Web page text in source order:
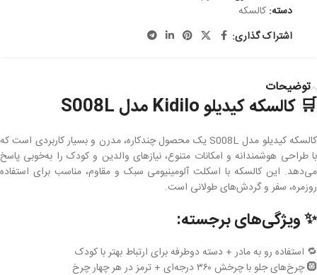
دسته: کالسکه
اشتراک گذاری:
توضیحات
🛒 کالسکه کیدیلو Kidilo مدل S008L
کالسکه کیدیلو مدل S008L یک محصول چندکاره، مدرن و بسیار کاربردی است که
با طراحی هوشمندانه و امکانات متنوع، نیازهای والدین و کودک را به‌خوبی پاسخ
می‌دهد. این کالسکه با اسکلت آلومینیومی سبک و مقاوم، مناسب برای استفاده
روزمره، سفر و گردش‌های طولانی است.
✨ ویژگی‌های برجسته:
🔁 استفاده رو به مادر + دسته دوطرفه برای ارتباط بهتر با کودک
🛞 چرخ‌های جلو با چرخش ۳۶۰ درجه‌ای + ترمز در هر چهار چرخ